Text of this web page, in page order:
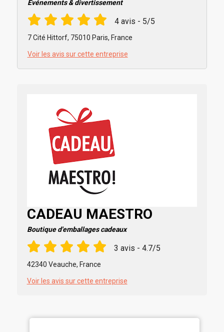
Événements & divertissement
4 avis - 5/5
7 Cité Hittorf, 75010 Paris, France
Voir les avis sur cette entreprise
CADEAU MAESTRO
Boutique d'emballages cadeaux
3 avis - 4.7/5
42340 Veauche, France
Voir les avis sur cette entreprise